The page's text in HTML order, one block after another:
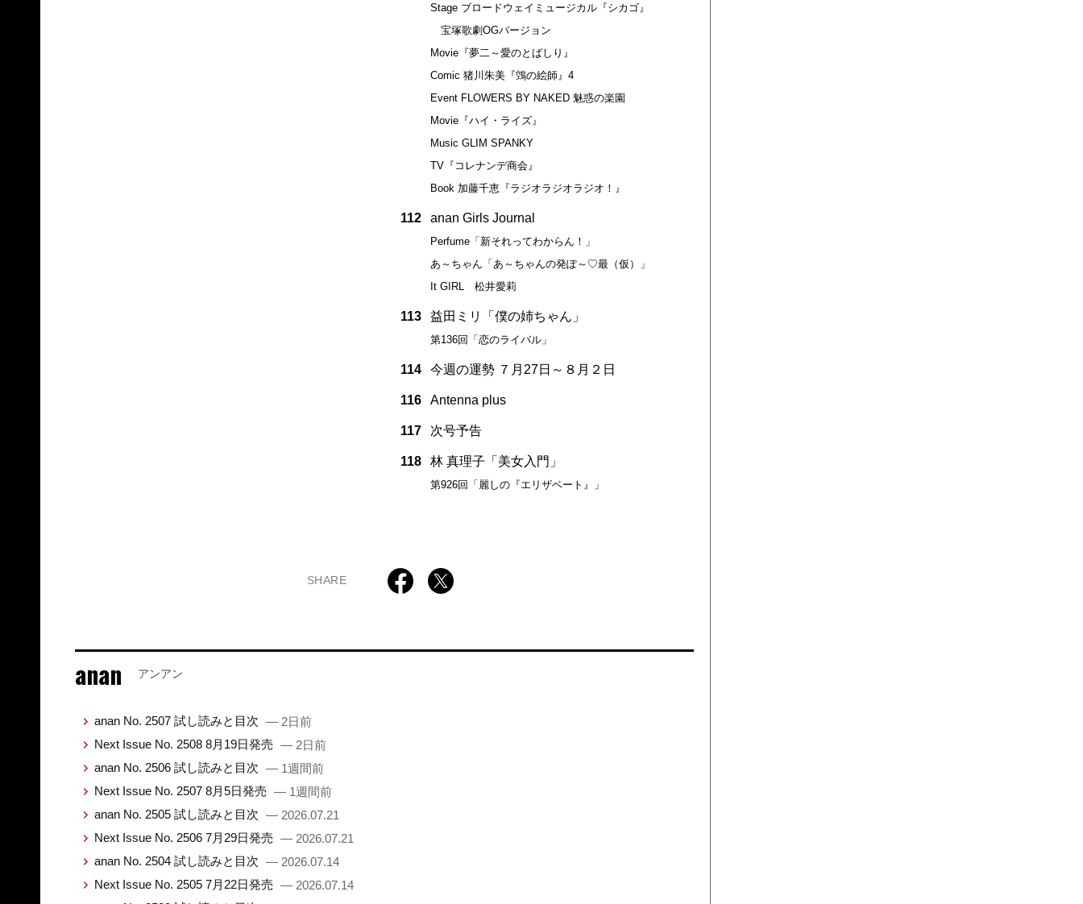
Stage ブロードウェイミュージカル『シカゴ』
宝塚歌劇OGバージョン
Movie『夢二～愛のとばしり』
Comic 猪川朱美『鵼の絵師』4
Event FLOWERS BY NAKED 魅惑の楽園
Movie『ハイ・ライズ』
Music GLIM SPANKY
TV『コレナンデ商会』
Book 加藤千恵『ラジオラジオラジオ！』
112 anan Girls Journal
Perfume「新それってわからん！」
あ～ちゃん「あ～ちゃんの発ぽ～♡最（仮）」
It GIRL 松井愛莉
113 益田ミリ「僕の姉ちゃん」
第136回「恋のライバル」
114 今週の運勢 ７月27日～８月２日
116 Antenna plus
117 次号予告
118 林 真理子「美女入門」
第926回「麗しの『エリザベート』」
SHARE
anan アンアン
anan No. 2507 試し読みと目次 — 2日前
Next Issue No. 2508 8月19日発売 — 2日前
anan No. 2506 試し読みと目次 — 1週間前
Next Issue No. 2507 8月5日発売 — 1週間前
anan No. 2505 試し読みと目次 — 2026.07.21
Next Issue No. 2506 7月29日発売 — 2026.07.21
anan No. 2504 試し読みと目次 — 2026.07.14
Next Issue No. 2505 7月22日発売 — 2026.07.14